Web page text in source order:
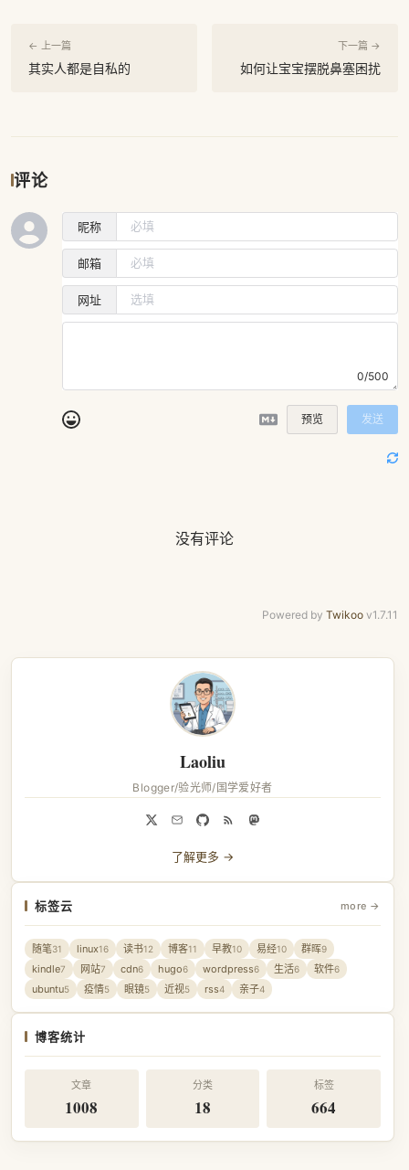
← 上一篇
其实人都是自私的
下一篇 →
如何让宝宝摆脱鼻塞困扰
评论
昵称
邮箱
网址
0/500
预览 发送
没有评论
Powered by Twikoo v1.7.11
Laoliu
Blogger/验光师/国学爱好者
了解更多 →
标签云 more →
随笔31 linux16 读书12 博客11 早教10 易经10 群晖9
kindle7 网站7 cdn6 hugo6 wordpress6 生活6 软件6
ubuntu5 疫情5 眼镜5 近视5 rss4 亲子4
博客统计
文章
1008
分类
18
标签
664